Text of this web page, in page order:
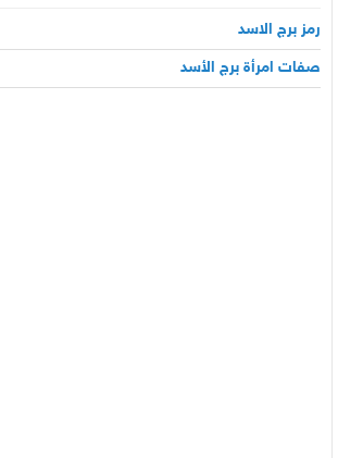
رمز برج الاسد
صفات امرأة برج الأسد